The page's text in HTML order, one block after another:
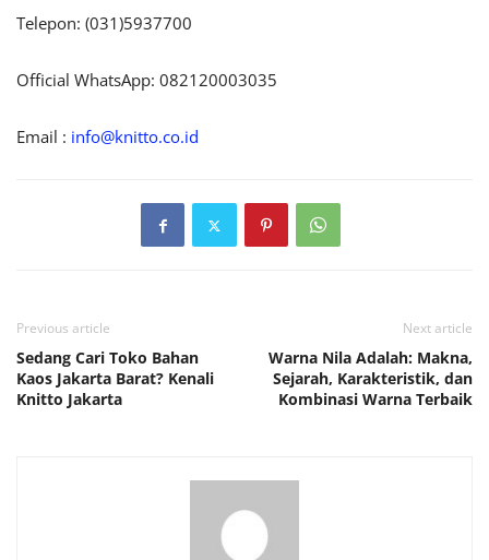
Telepon: (031)5937700
Official WhatsApp: 082120003035
Email : info@knitto.co.id
Previous article
Sedang Cari Toko Bahan
Kaos Jakarta Barat? Kenali
Knitto Jakarta
Next article
Warna Nila Adalah: Makna,
Sejarah, Karakteristik, dan
Kombinasi Warna Terbaik